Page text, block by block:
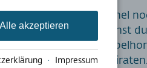
Um dem (7.) Himmel
näher zu sein, kannst
Höhe auf dem
standesamtlich heiraten.
Alle akzeptieren
· Impressum